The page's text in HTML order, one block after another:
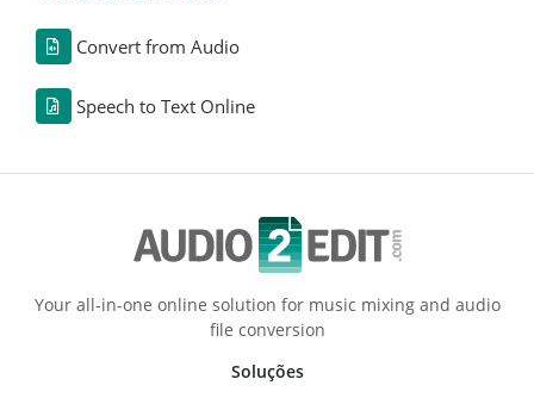
Convert from Audio
Speech to Text Online
Your all-in-one online solution for music mixing and audio
file conversion
Soluções